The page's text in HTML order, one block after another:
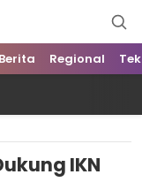
Regional
IKN